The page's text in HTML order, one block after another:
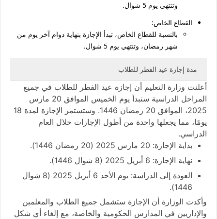
وتنتهي يوم 5 شوال.
القطاع الخاص:
بالنسبة للقطاع الخاص، تبدأ الإجازة بنهاية دوام آخر يوم من
شهر رمضان، وتنتهي يوم 5 شوال.
مدة إجازة عيد الفطر للطلاب
أعلنت وزارة التعليم أن إجازة عيد الفطر للطلاب في جميع
المراحل الدراسية ستبدأ يوم
الخميس الموافق 20 مارس
2025، الموافق 20 رمضان 1446 . وستستمر الإجازة لمدة 18
يومًا، مما يجعلها واحدة من أطول الإجازات خلال العام
الدراسي.
بداية الإجازة:
نهاية الإجازة:
العودة إلى الدراسة: يوم الأحد 6 أبريل 2025
(8 شوال
1446).
وأكدت الوزارة أن الإجازة ستشمل جميع الطلاب والمعلمين
والإداريين في المدارس الحكومية والخاصة، مع إلغاء أي شكل